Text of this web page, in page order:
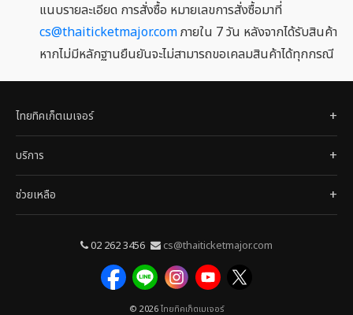
แนบรายละเอียด การสั่งซื้อ หมายเลขการสั่งซื้อมาที่
cs@thaiticketmajor.comภายใน 7 วัน หลังจากได้รับสินค้า
หากไม่มีหลักฐานยืนยันจะไม่สามารถขอเคลมสินค้าได้ทุกกรณี
ไทยทิคเก็ตเมเจอร์
บริการ
ช่วยเหลือ
02 262 3456 cs@thaiticketmajor.com
© 2026ไทยทิคเก็ตเมเจอร์